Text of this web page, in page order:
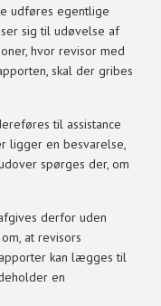
udføres egentlige
sig til udøvelse af
hvor revisor med
skal der gribes
til assistance
ligger en besvarelse,
spørges der, om
derfor uden
at revisors
kan lægges til
en